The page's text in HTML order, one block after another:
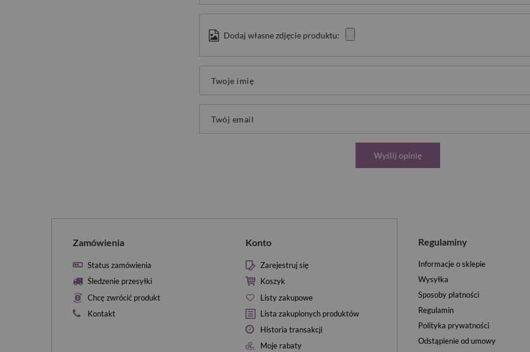
Dodaj własne zdjęcie produktu:
Twoje imię
Twój email
Wyślij opinię
Zamówienia
Status zamówienia
Śledzenie przesyłki
Chcę zwrócić produkt
Kontakt
Konto
Zarejestruj się
Koszyk
Listy zakupowe
Lista zakupionych produktów
Historia transakcji
Moje rabaty
Regulaminy
Informacje o sklepie
Wysyłka
Sposoby płatności
Regulamin
Polityka prywatności
Odstąpienie od umowy